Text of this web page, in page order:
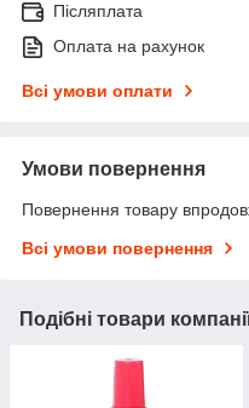
Післяплата
Оплата на рахунок
Всі умови оплати
Умови повернення
Повернення товару
Всі умови повернення
Подібні товари